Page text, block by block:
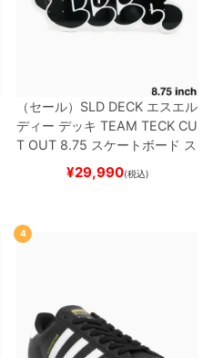
（セール） SLD DECK エスエル
ディー デッキ TEAM TECK CU
T OUT 8.75 スケートボード ス
¥29,990(税込)
4